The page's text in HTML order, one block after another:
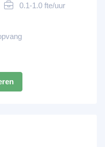
0.1-1.0 fte/uur